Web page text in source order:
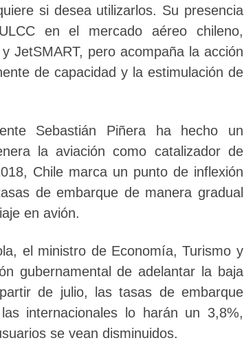
si desea utilizarlos. Su presencia
en el mercado aéreo chileno,
JetSMART, pero acompaña la acción
de capacidad y la estimulación de
Sebastián Piñera ha hecho un
la aviación como catalizador de
Chile marca un punto de inflexión
de embarque de manera gradual
en avión.
el ministro de Economía, Turismo y
gubernamental de adelantar la baja
de julio, las tasas de embarque
internacionales lo harán un 3,8%,
se vean disminuidos.